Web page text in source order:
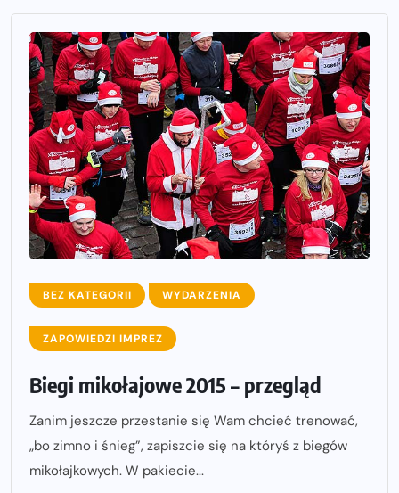
BEZ KATEGORII WYDARZENIA
ZAPOWIEDZI IMPREZ
Biegi mikołajowe 2015 – przegląd
Zanim jeszcze przestanie się Wam chcieć trenować,
„bo zimno i śnieg”, zapiszcie się na któryś z biegów
mikołajkowych. W pakiecie...